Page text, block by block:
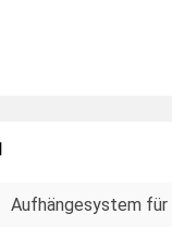
Aufhängesystem